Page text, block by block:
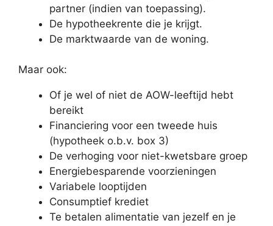
partner (indien van toepassing).
De hypotheekrente die je krijgt.
De marktwaarde van de woning.
Maar ook:
Of je wel of niet de AOW-leeftijd hebt
bereikt
Financiering voor een tweede huis
(hypotheek o.b.v. box 3)
De verhoging voor niet-kwetsbare groep
Energiebesparende voorzieningen
Variabele looptijden
Consumptief krediet
Te betalen alimentatie van jezelf en je